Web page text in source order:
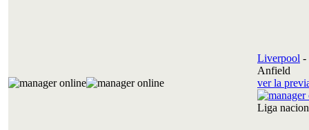
Liverpool -
Anfield
ver la
Liga